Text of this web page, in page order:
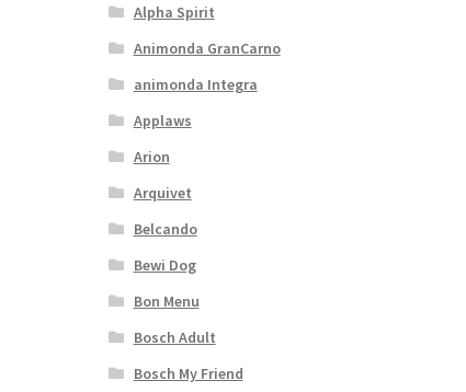
Alpha Spirit
Animonda GranCarno
animonda Integra
Applaws
Arion
Arquivet
Belcando
Bewi Dog
Bon Menu
Bosch Adult
Bosch My Friend